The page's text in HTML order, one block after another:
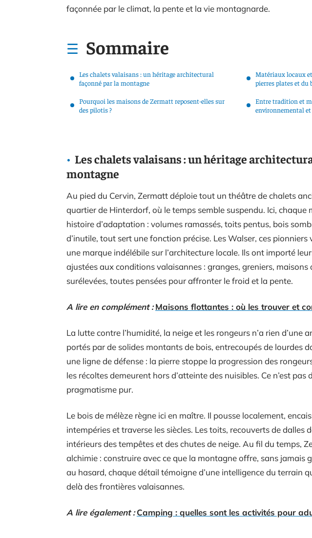
façonnée par le climat, la pente et la vie montagnarde.
Sommaire
Les chalets valaisans : un héritage architectural
façonné par la montagne
Pourquoi les maisons de Zermatt reposent-elles sur
des pilotis ?
Matériaux locaux
pierres plates et du
Entre tradition et
environnemental
Les chalets valaisans : un héritage
montagne
Au pied du Cervin, Zermatt déploie tout un théâtre de chalets
quartier de Hinterdorf, où le temps semble suspendu. Ici, chaque
histoire d’adaptation : volumes ramassés, toits pentus, bois
d’inutile, tout sert une fonction précise. Les Walser, ces
une marque indélébile sur l’architecture locale. Ils ont importé
ajustées aux conditions valaisannes : granges, greniers, maisons
surélevées, toutes pensées pour affronter le froid et la pente.
A lire en complément : Maisons flottantes : où les trouver et
La lutte contre l’humidité, la neige et les rongeurs n’a rien d’une
portés par de solides montants de bois, entrecoupés de lourdes
une ligne de défense : la pierre stoppe la progression des
les récoltes demeurent hors d’atteinte des nuisibles. Ce n’est pas
pragmatisme pur.
Le bois de mélèze règne ici en maître. Il pousse localement,
intempéries et traverse les siècles. Les toits, recouverts de dalles
intérieurs des tempêtes et des chutes de neige. Au fil du temps,
alchimie : construire avec ce que la montagne offre, sans jamais
au hasard, chaque détail témoigne d’une intelligence du terrain
delà des frontières valaisannes.
A lire également : Camping : quelles sont les activités pour